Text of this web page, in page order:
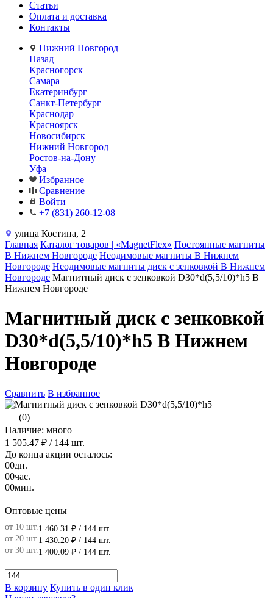
Статьи
Оплата и доставка
Контакты
Нижний Новгород
Назад
Красногорск
Самара
Екатеринбург
Санкт-Петербург
Краснодар
Красноярск
Новосибирск
Нижний Новгород
Ростов-на-Дону
Уфа
Избранное
Сравнение
Войти
+7 (831) 260-12-08
улица Костина, 2
Главная Каталог товаров | «MagnetFlex» Постоянные магниты
В Нижнем Новгороде Неодимовые магниты В Нижнем
Новгороде Неодимовые магниты диск с зенковкой В Нижнем
Новгороде Магнитный диск с зенковкой D30*d(5,5/10)*h5 В
Нижнем Новгороде
Магнитный диск с зенковкой
D30*d(5,5/10)*h5 В Нижнем
Новгороде
Сравнить В избранное
(0)
Наличие: много
1 505.47 ₽ / 144 шт.
До конца акции осталось:
00дн.
00час.
00мин.
Оптовые цены
от 10 шт. 1 460.31 ₽ / 144 шт.
от 20 шт. 1 430.20 ₽ / 144 шт.
от 30 шт. 1 400.09 ₽ / 144 шт.
В корзину Купить в один клик